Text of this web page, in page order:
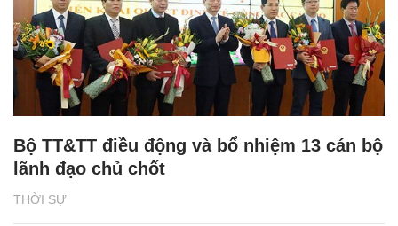
THỜI SỰ
Bộ TT&TT điều động và bổ nhiệm 13 cán bộ
lãnh đạo chủ chốt